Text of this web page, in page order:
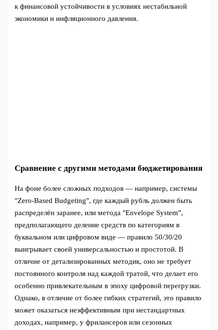
к финансовой устойчивости в условиях нестабильной
экономики и инфляционного давления.
Сравнение с другими методами бюджетирования
На фоне более сложных подходов — например, системы
"Zero-Based Budgeting", где каждый рубль должен быть
распределён заранее, или метода "Envelope System",
предполагающего деление средств по категориям в
буквальном или цифровом виде — правило 50/30/20
выигрывает своей универсальностью и простотой. В
отличие от детализированных методик, оно не требует
постоянного контроля над каждой тратой, что делает его
особенно привлекательным в эпоху цифровой перегрузки.
Однако, в отличие от более гибких стратегий, это правило
может оказаться неэффективным при нестандартных
доходах, например, у фрилансеров или сезонных